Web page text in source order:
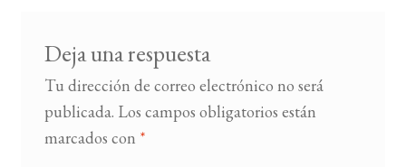
Deja una respuesta
Tu dirección de correo electrónico no será
publicada. Los campos obligatorios están
marcados con *